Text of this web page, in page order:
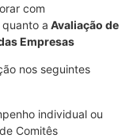
com
a Avaliação de
Empresas
nos seguintes
individual ou
Comitês